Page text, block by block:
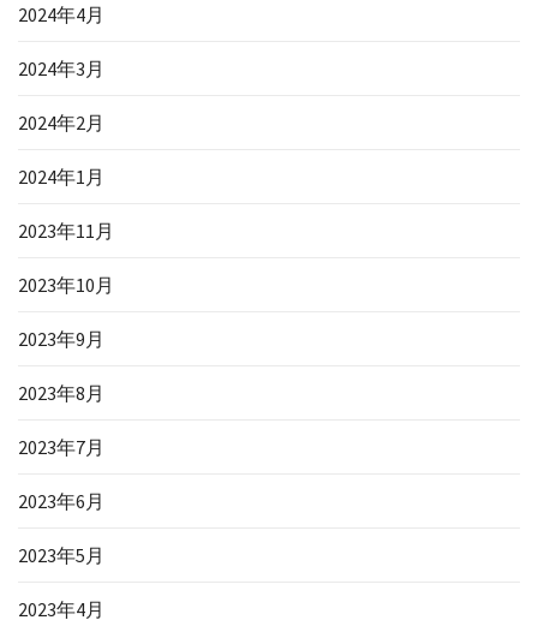
2024年4月
2024年3月
2024年2月
2024年1月
2023年11月
2023年10月
2023年9月
2023年8月
2023年7月
2023年6月
2023年5月
2023年4月